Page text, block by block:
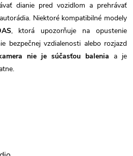
dianie pred vozidlom a prehrávať
Niektoré kompatibilné modely
, ktorá upozorňuje na opustenie
bezpečnej vzdialenosti alebo rozjazd
nie je súčasťou balenia a je